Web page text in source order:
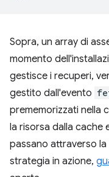
Sopra, un array di
momento
gestisce i recuperi,
gestito dall'evento
prememorizzati nella
la risorsa dalla cache
passano attraverso
strategia in azione,